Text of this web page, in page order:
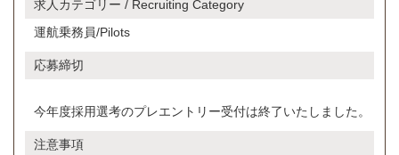
求人カテゴリー / Recruiting Category
運航乗務員/Pilots
応募締切
今年度採用選考のプレエントリー受付は終了いたしました。
注意事項